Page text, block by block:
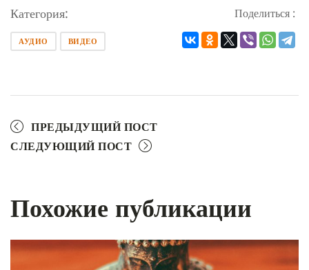
Категория:
АУДИО ВИДЕО
Поделиться :
ПРЕДЫДУЩИЙ ПОСТ
СЛЕДУЮЩИЙ ПОСТ
Похожие публикации